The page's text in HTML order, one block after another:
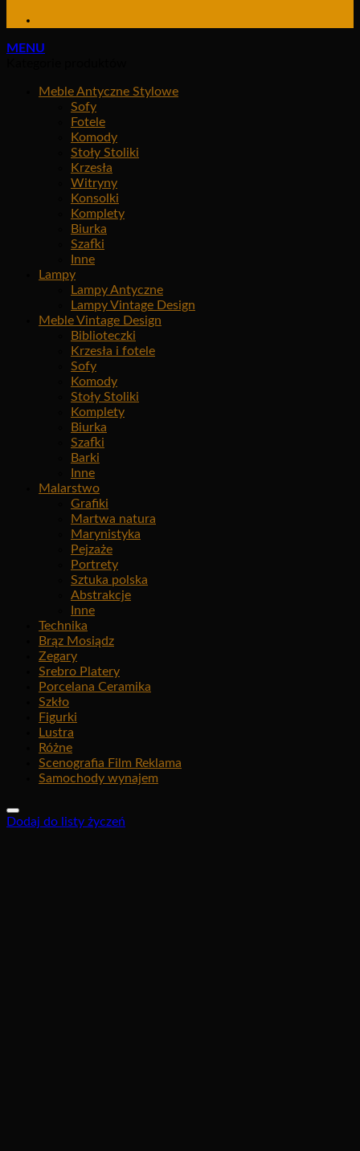
MENU
Meble Antyczne Stylowe
Sofy
Fotele
Komody
Stoły Stoliki
Krzesła
Witryny
Konsolki
Komplety
Biurka
Szafki
Inne
Lampy
Lampy Antyczne
Lampy Vintage Design
Meble Vintage Design
Biblioteczki
Krzesła i fotele
Sofy
Komody
Stoły Stoliki
Komplety
Biurka
Szafki
Barki
Inne
Malarstwo
Grafiki
Martwa natura
Marynistyka
Pejzaże
Portrety
Sztuka polska
Abstrakcje
Inne
Technika
Brąz Mosiądz
Zegary
Srebro Platery
Porcelana Ceramika
Szkło
Figurki
Lustra
Różne
Scenografia Film Reklama
Samochody wynajem
Dodaj do listy życzeń